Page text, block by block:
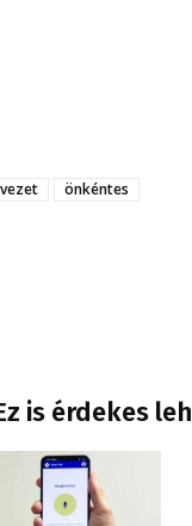
önkéntes
is érdekes